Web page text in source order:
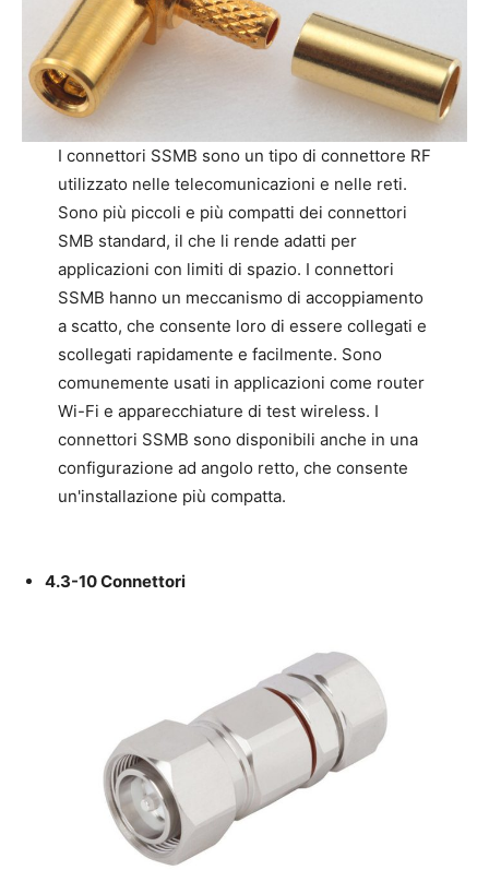
I connettori SSMB sono un tipo di connettore RF
utilizzato nelle telecomunicazioni e nelle reti.
Sono più piccoli e più compatti dei connettori
SMB standard, il che li rende adatti per
applicazioni con limiti di spazio. I connettori
SSMB hanno un meccanismo di accoppiamento
a scatto, che consente loro di essere collegati e
scollegati rapidamente e facilmente. Sono
comunemente usati in applicazioni come router
Wi-Fi e apparecchiature di test wireless. I
connettori SSMB sono disponibili anche in una
configurazione ad angolo retto, che consente
un'installazione più compatta.
4.3-10 Connettori